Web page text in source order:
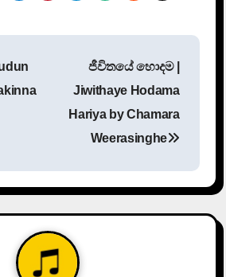
ජීවිතයේ හොදම |
Jiwithaye Hodama
Hariya by Chamara
Weerasinghe